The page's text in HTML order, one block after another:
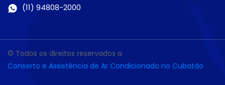
(11) 94808-2000
© Todos os direitos reservados a
Conserto e Assistência de Ar Condicionado no Cubatão